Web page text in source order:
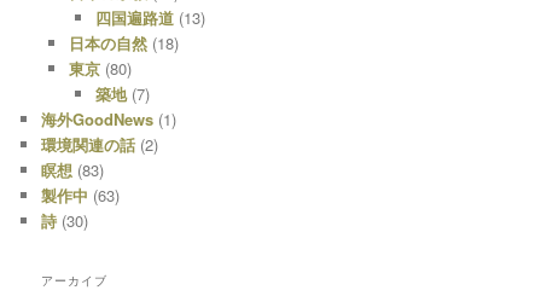
四国遍路道 (13)
日本の自然(18)
東京(80)
築地(7)
海外GoodNews (1)
環境関連の話 (2)
瞑想 (83)
製作中 (63)
詩 (30)
アーカイブ